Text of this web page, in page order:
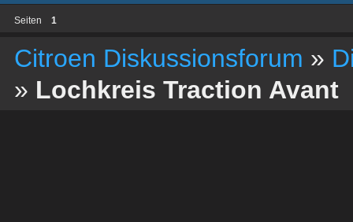
Seiten 1
Citroen Diskussionsforum »
» Lochkreis Traction Avant